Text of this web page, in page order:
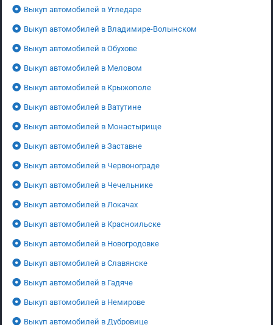
Выкуп автомобилей в Угледаре
Выкуп автомобилей в Владимире-Волынском
Выкуп автомобилей в Обухове
Выкуп автомобилей в Меловом
Выкуп автомобилей в Крыжополе
Выкуп автомобилей в Ватутине
Выкуп автомобилей в Монастырище
Выкуп автомобилей в Заставне
Выкуп автомобилей в Червонограде
Выкуп автомобилей в Чечельнике
Выкуп автомобилей в Локачах
Выкуп автомобилей в Красноильске
Выкуп автомобилей в Новогродовке
Выкуп автомобилей в Славянске
Выкуп автомобилей в Гадяче
Выкуп автомобилей в Немирове
Выкуп автомобилей в Дубровице